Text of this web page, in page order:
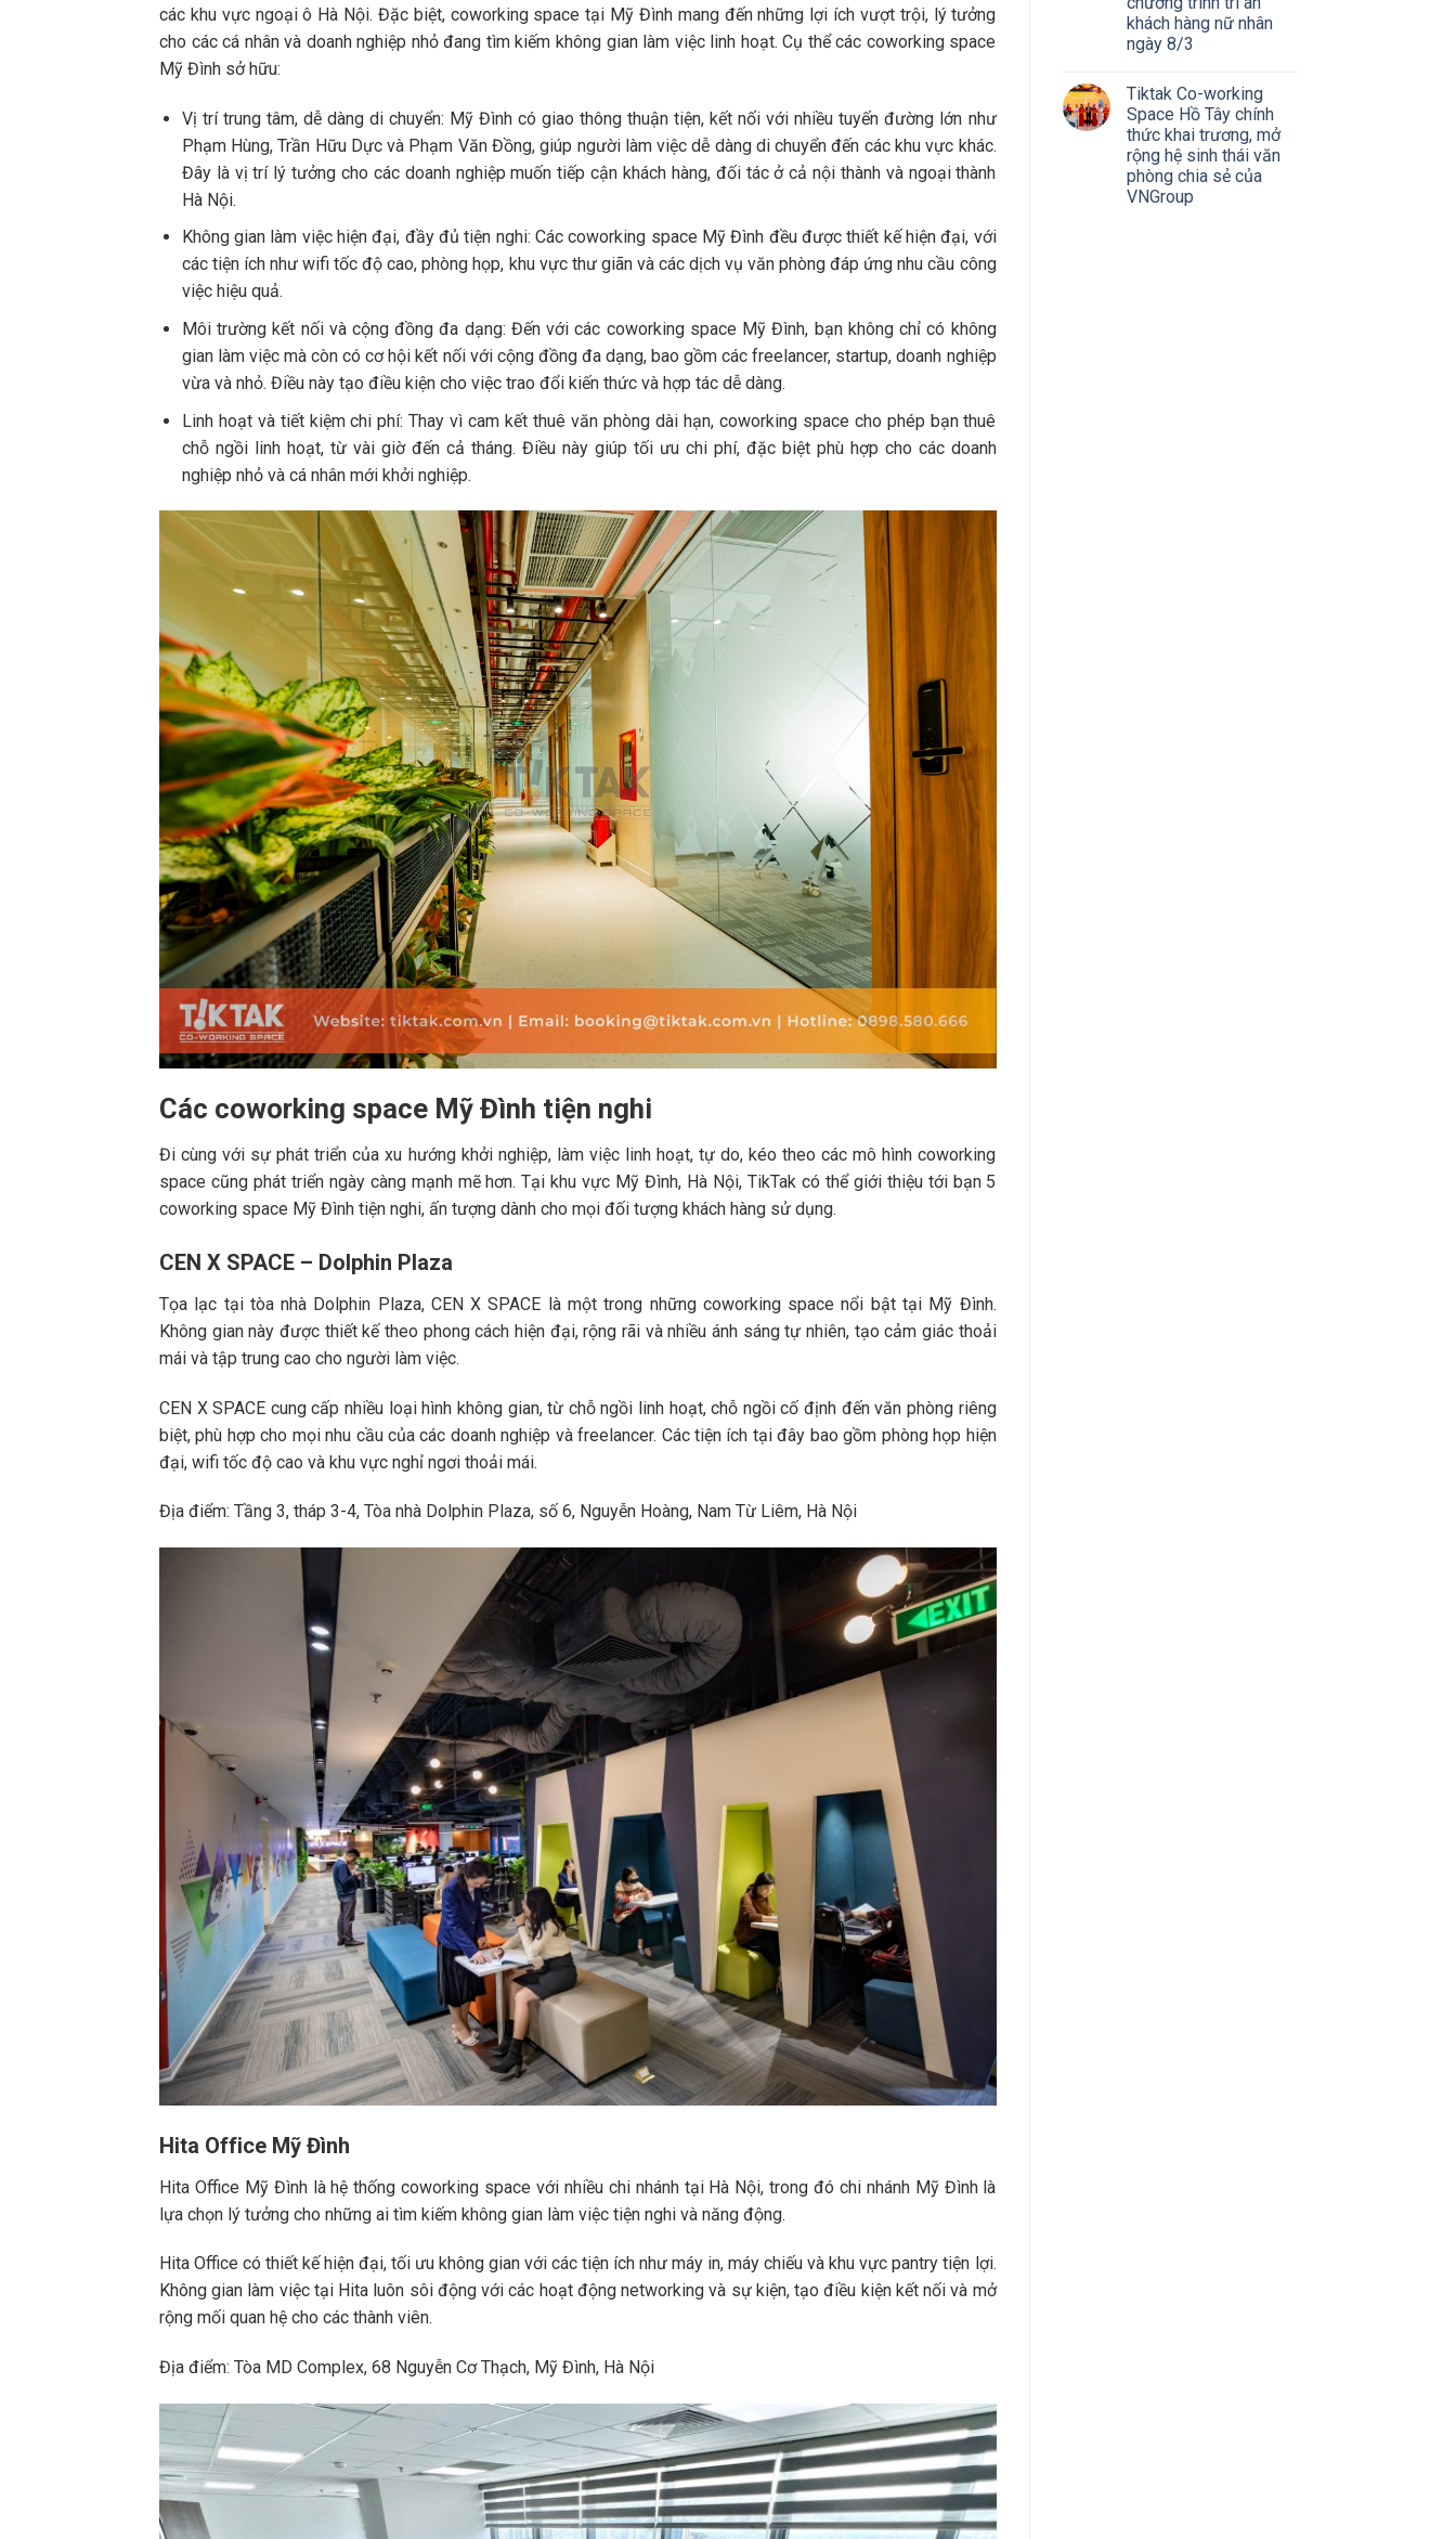
các khu vực ngoại ô Hà Nội. Đặc biệt, coworking space tại Mỹ Đình mang đến những lợi ích vượt trội, lý tưởng
cho các cá nhân và doanh nghiệp nhỏ đang tìm kiếm không gian làm việc linh hoạt. Cụ thể các coworking space
Mỹ Đình sở hữu:
Vị trí trung tâm, dễ dàng di chuyển: Mỹ Đình có giao thông thuận tiện, kết nối với nhiều tuyến đường lớn như
Phạm Hùng, Trần Hữu Dực và Phạm Văn Đồng, giúp người làm việc dễ dàng di chuyển đến các khu vực khác.
Đây là vị trí lý tưởng cho các doanh nghiệp muốn tiếp cận khách hàng, đối tác ở cả nội thành và ngoại thành
Hà Nội.
Không gian làm việc hiện đại, đầy đủ tiện nghi: Các coworking space Mỹ Đình đều được thiết kế hiện đại, với
các tiện ích như wifi tốc độ cao, phòng họp, khu vực thư giãn và các dịch vụ văn phòng đáp ứng nhu cầu công
việc hiệu quả.
Môi trường kết nối và cộng đồng đa dạng: Đến với các coworking space Mỹ Đình, bạn không chỉ có không
gian làm việc mà còn có cơ hội kết nối với cộng đồng đa dạng, bao gồm các freelancer, startup, doanh nghiệp
vừa và nhỏ. Điều này tạo điều kiện cho việc trao đổi kiến thức và hợp tác dễ dàng.
Linh hoạt và tiết kiệm chi phí: Thay vì cam kết thuê văn phòng dài hạn, coworking space cho phép bạn thuê
chỗ ngồi linh hoạt, từ vài giờ đến cả tháng. Điều này giúp tối ưu chi phí, đặc biệt phù hợp cho các doanh
nghiệp nhỏ và cá nhân mới khởi nghiệp.
Các coworking space Mỹ Đình tiện nghi
Đi cùng với sự phát triển của xu hướng khởi nghiệp, làm việc linh hoạt, tự do, kéo theo các mô hình coworking
space cũng phát triển ngày càng mạnh mẽ hơn. Tại khu vực Mỹ Đình, Hà Nội, TikTak có thể giới thiệu tới bạn 5
coworking space Mỹ Đình tiện nghi, ấn tượng dành cho mọi đối tượng khách hàng sử dụng.
CEN X SPACE – Dolphin Plaza
Tọa lạc tại tòa nhà Dolphin Plaza, CEN X SPACE là một trong những coworking space nổi bật tại Mỹ Đình.
Không gian này được thiết kế theo phong cách hiện đại, rộng rãi và nhiều ánh sáng tự nhiên, tạo cảm giác thoải
mái và tập trung cao cho người làm việc.
CEN X SPACE cung cấp nhiều loại hình không gian, từ chỗ ngồi linh hoạt, chỗ ngồi cố định đến văn phòng riêng
biệt, phù hợp cho mọi nhu cầu của các doanh nghiệp và freelancer. Các tiện ích tại đây bao gồm phòng họp hiện
đại, wifi tốc độ cao và khu vực nghỉ ngơi thoải mái.
Địa điểm: Tầng 3, tháp 3-4, Tòa nhà Dolphin Plaza, số 6, Nguyễn Hoàng, Nam Từ Liêm, Hà Nội
Hita Office Mỹ Đình
Hita Office Mỹ Đình là hệ thống coworking space với nhiều chi nhánh tại Hà Nội, trong đó chi nhánh Mỹ Đình là
lựa chọn lý tưởng cho những ai tìm kiếm không gian làm việc tiện nghi và năng động.
Hita Office có thiết kế hiện đại, tối ưu không gian với các tiện ích như máy in, máy chiếu và khu vực pantry tiện lợi.
Không gian làm việc tại Hita luôn sôi động với các hoạt động networking và sự kiện, tạo điều kiện kết nối và mở
rộng mối quan hệ cho các thành viên.
Địa điểm: Tòa MD Complex, 68 Nguyễn Cơ Thạch, Mỹ Đình, Hà Nội
khách hàng nữ nhân
ngày 8/3
Tiktak Co-working
Space Hồ Tây chính
thức khai trương, mở
rộng hệ sinh thái văn
phòng chia sẻ của
VNGroup